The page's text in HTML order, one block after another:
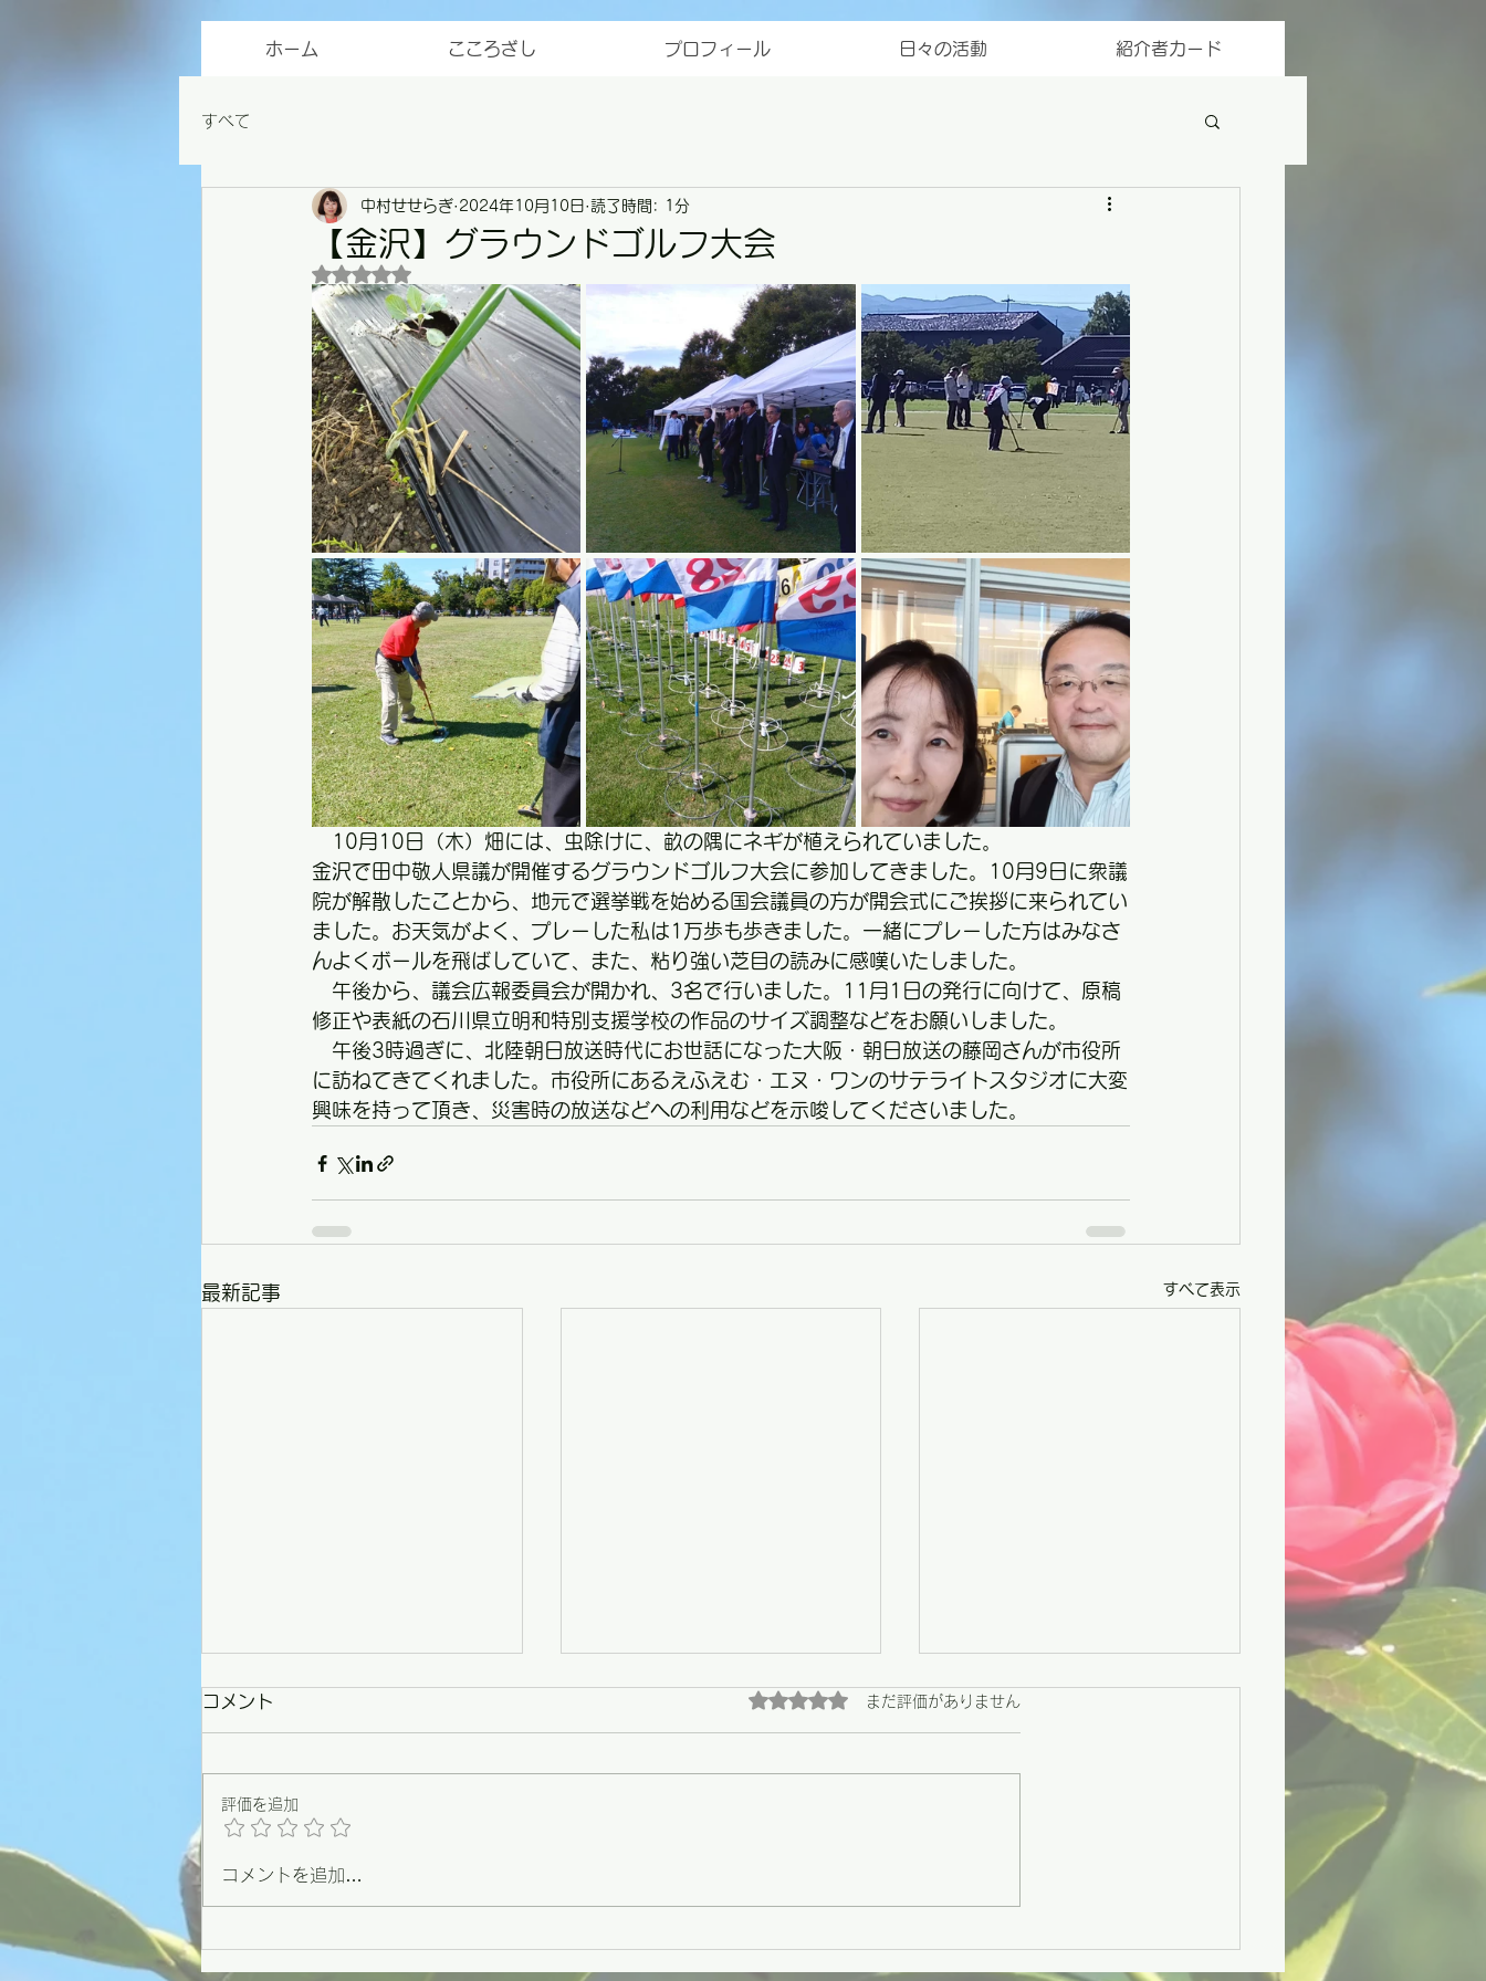
ホーム こころざし プロフィール 日々の活動 紹介者カード
すべて
【金沢】グラウンドゴルフ大会
中村せせらぎ 2024年10月10日 読了時間: 1分
5つ星のうちNaNと評価されています。
10月10日（木）畑には、虫除けに、畝の隅にネギが植えられていました。
金沢で田中敬人県議が開催するグラウンドゴルフ大会に参加してきました。10月9日に衆議
院が解散したことから、地元で選挙戦を始める国会議員の方が開会式にご挨拶に来られてい
ました。お天気がよく、プレーした私は1万歩も歩きました。一緒にプレーした方はみなさ
んよくボールを飛ばしていて、また、粘り強い芝目の読みに感嘆いたしました。
午後から、議会広報委員会が開かれ、3名で行いました。11月1日の発行に向けて、原稿
修正や表紙の石川県立明和特別支援学校の作品のサイズ調整などをお願いしました。
午後3時過ぎに、北陸朝日放送時代にお世話になった大阪・朝日放送の藤岡さんが市役所
に訪ねてきてくれました。市役所にあるえふえむ・エヌ・ワンのサテライトスタジオに大変
興味を持って頂き、災害時の放送などへの利用などを示唆してくださいました。
最新記事 すべて表示
【野々市】条例づくりの原点
コメント 5つ星のうち0と評価されています。
まだ評価がありません
評価を追加
コメントを追加…